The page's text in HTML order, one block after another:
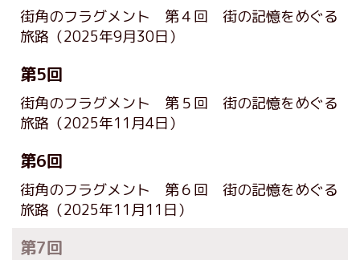
街角のフラグメント 第４回 街の記憶をめぐる
旅路 （2025年9月30日）
第5回
街角のフラグメント 第５回 街の記憶をめぐる
旅路 （2025年11月4日）
第6回
街角のフラグメント 第６回 街の記憶をめぐる
旅路 （2025年11月11日）
第7回